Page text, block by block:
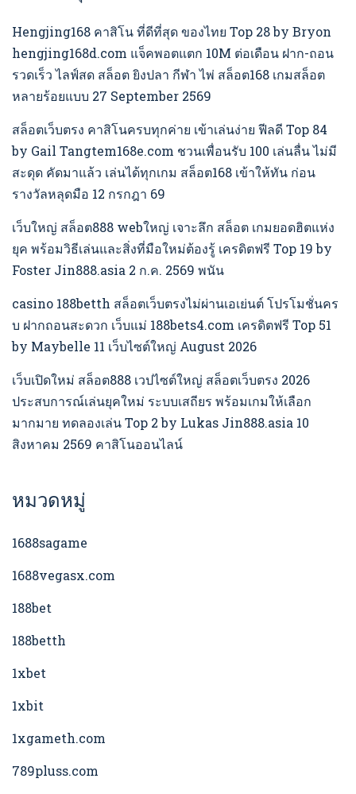
Hengjing168 คาสิโน ที่ดีที่สุด ของไทย Top 28 by Bryon
hengjing168d.com แจ็คพอตแตก 10M ต่อเดือน ฝาก-ถอน
รวดเร็ว ไลฟ์สด สล็อต ยิงปลา กีฬา ไพ่ สล็อต168 เกมสล็อต
หลายร้อยแบบ 27 September 2569
สล็อตเว็บตรง คาสิโนครบทุกค่าย เข้าเล่นง่าย ฟีลดี Top 84
by Gail Tangtem168e.com ชวนเพื่อนรับ 100 เล่นลื่น ไม่มี
สะดุด คัดมาแล้ว เล่นได้ทุกเกม สล็อต168 เข้าให้ทัน ก่อน
รางวัลหลุดมือ 12 กรกฎา 69
เว็บใหญ่ สล็อต888 webใหญ่ เจาะลึก สล็อต เกมยอดฮิตแห่ง
ยุค พร้อมวิธีเล่นและสิ่งที่มือใหม่ต้องรู้ เครดิตฟรี Top 19 by
Foster Jin888.asia 2 ก.ค. 2569 พนัน
casino 188betth สล็อตเว็บตรงไม่ผ่านเอเย่นต์ โปรโมชั่นคร
บ ฝากถอนสะดวก เว็บแม่ 188bets4.com เครดิตฟรี Top 51
by Maybelle 11 เว็บไซต์ใหญ่ August 2026
เว็บเปิดใหม่ สล็อต888 เวปไซต์ใหญ่ สล็อตเว็บตรง 2026
ประสบการณ์เล่นยุคใหม่ ระบบเสถียร พร้อมเกมให้เลือก
มากมาย ทดลองเล่น Top 2 by Lukas Jin888.asia 10
สิงหาคม 2569 คาสิโนออนไลน์
หมวดหมู่
1688sagame
1688vegasx.com
188bet
188betth
1xbet
1xbit
1xgameth.com
789pluss.com